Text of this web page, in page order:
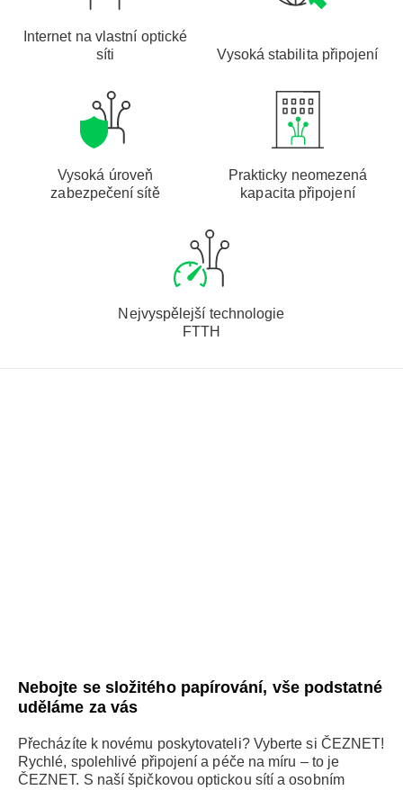
Internet na vlastní optické
síti
Vysoká stabilita připojení
Vysoká úroveň
zabezpečení sítě
Prakticky neomezená
kapacita připojení
Nejvyspělejší technologie
FTTH
Nebojte se složitého papírování, vše podstatné
uděláme za vás
Přecházíte k novému poskytovateli? Vyberte si ČEZNET!
Rychlé, spolehlivé připojení a péče na míru – to je
ČEZNET. S naší špičkovou optickou sítí a osobním